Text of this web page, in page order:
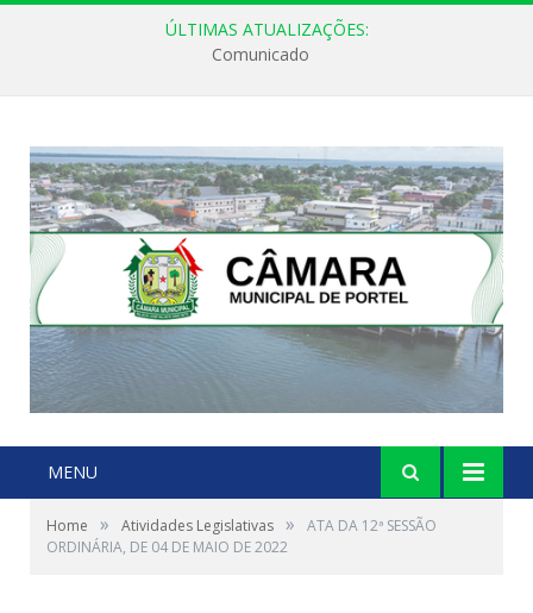
ÚLTIMAS ATUALIZAÇÕES:
Comunicado
MENU
Home » Atividades Legislativas »
ATA DA 12ª SESSÃO
ORDINÁRIA, DE 04 DE MAIO DE 2022